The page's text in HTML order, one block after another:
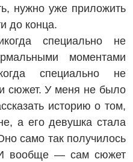
нужно уже приложить
до конца.
специально не
моментами
специально не
сюжет. У меня не было
историю о том,
а его девушка стала
само так получилось
И вообще — сам сюжет